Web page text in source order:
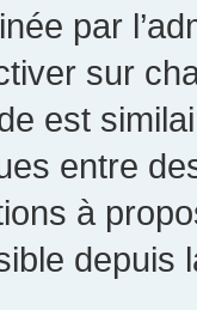
par
sur
est
entre
à
depuis